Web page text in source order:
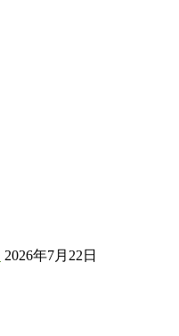
2026年7月22日